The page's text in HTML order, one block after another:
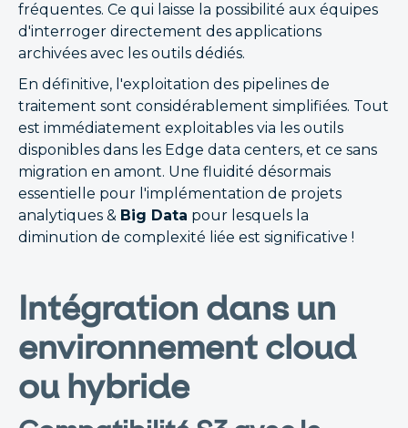
fréquentes. Ce qui laisse la possibilité aux équipes
d'interroger directement des applications
archivées avec les outils dédiés.
En définitive, l'exploitation des pipelines de
traitement sont considérablement simplifiées. Tout
est immédiatement exploitables via les outils
disponibles dans les Edge data centers, et ce sans
migration en amont. Une fluidité désormais
essentielle pour l'implémentation de projets
analytiques & Big Data pour lesquels la
diminution de complexité liée est significative !
Intégration dans un
environnement cloud
ou hybride